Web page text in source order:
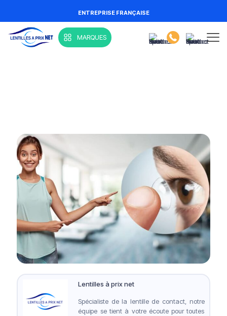
ENTREPRISE FRANÇAISE
MARQUES
Lentilles à prix net
Spécialiste de la lentille de contact, notre
équipe se tient à votre écoute pour toutes